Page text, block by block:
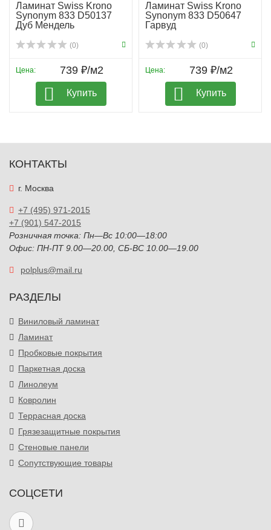
Ламинат Swiss Krono
Synonym 833 D50137
Дуб Мендель
(0)
Цена: 739 ₽/м2
Купить
Ламинат Swiss Krono
Synonym 833 D50647
Гарвуд
(0)
Цена: 739 ₽/м2
Купить
КОНТАКТЫ
г. Москва
+7 (495) 971-2015
+7 (901) 547-2015
Розничная точка: Пн—Вс 10:00—18:00
Офис: ПН-ПТ 9.00—20.00, СБ-ВС 10.00—19.00
polplus@mail.ru
РАЗДЕЛЫ
Виниловый ламинат
Ламинат
Пробковые покрытия
Паркетная доска
Линолеум
Ковролин
Террасная доска
Грязезащитные покрытия
Стеновые панели
Сопутствующие товары
СОЦСЕТИ